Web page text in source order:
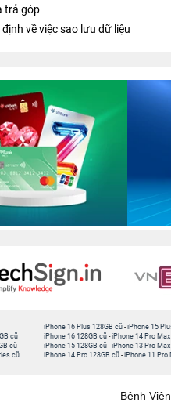
trả góp
định về việc sao lưu dữ liệu
cũ
cũ
cũ
iPhone 16 Plus 128GB cũ -iPhone 15
iPhone 16 128GB cũ -iPhone 14 Pro
iPhone 15 128GB cũ -iPhone 13 Pro
iPhone 14 Pro 128GB cũ -iPhone 11 Pro
Bệnh